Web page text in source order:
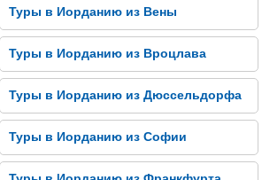
Туры в Иорданию из Вены
Туры в Иорданию из Вроцлава
Туры в Иорданию из Дюссельдорфа
Туры в Иорданию из Софии